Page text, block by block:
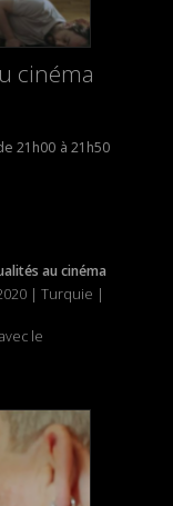
cinéma
21h00 21h50
au cinéma
| Turquie |
le